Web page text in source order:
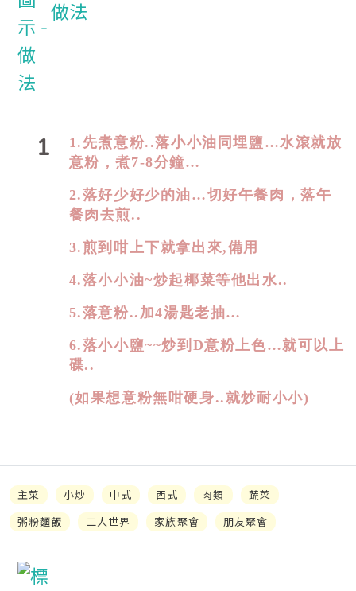
做法
1 1.先煮意粉..落小小油同埋鹽…水滾就放
意粉，煮7-8分鐘…
2.落好少好少的油…切好午餐肉，落午
餐肉去煎..
3.煎到咁上下就拿出來,備用
4.落小小油~炒起椰菜等他出水..
5.落意粉.. 加4湯匙老抽…
6.落小小鹽~~炒到D意粉上色…就可以上
碟..
(如果想意粉無咁硬身..就炒耐小小)
主菜 小炒 中式 西式 肉類
蔬菜
粥粉麵飯
二人世界 家族聚會 朋友聚會